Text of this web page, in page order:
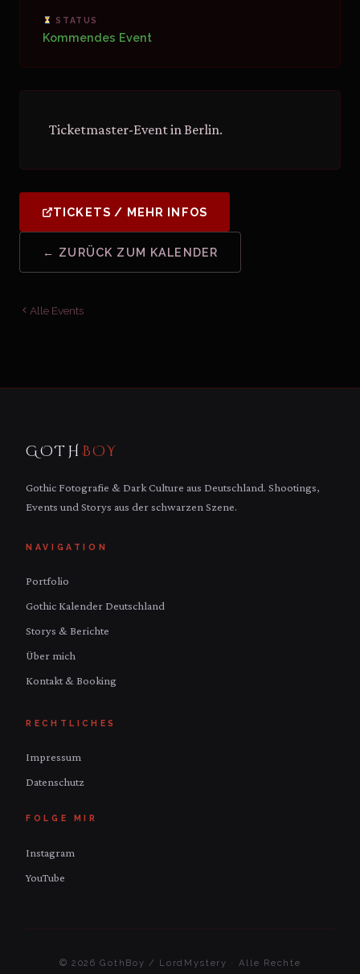
STATUS
Kommendes Event
Ticketmaster-Event in Berlin.
TICKETS / MEHR INFOS
← ZURÜCK ZUM KALENDER
Alle Events
GOTH BOY
Gothic Fotografie & Dark Culture aus Deutschland. Shootings,
Events und Storys aus der schwarzen Szene.
NAVIGATION
Portfolio
Gothic Kalender Deutschland
Storys & Berichte
Über mich
Kontakt & Booking
RECHTLICHES
Impressum
Datenschutz
FOLGE MIR
Instagram
YouTube
© 2026 GothBoy / LordMystery · Alle Rechte